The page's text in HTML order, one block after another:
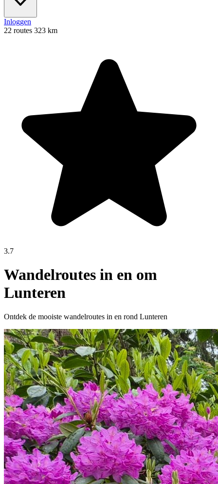
Inloggen
22 routes 323 km
3.7
Wandelroutes in en om
Lunteren
Ontdek de mooiste wandelroutes in en rond Lunteren